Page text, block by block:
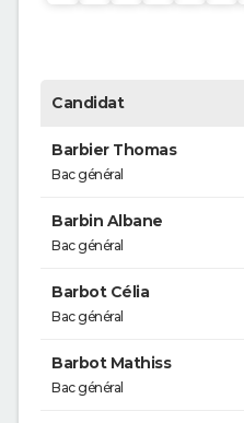
Candidat
Barbier Thomas
Bac général
Barbin Albane
Bac général
Barbot Célia
Bac général
Barbot Mathiss
Bac général